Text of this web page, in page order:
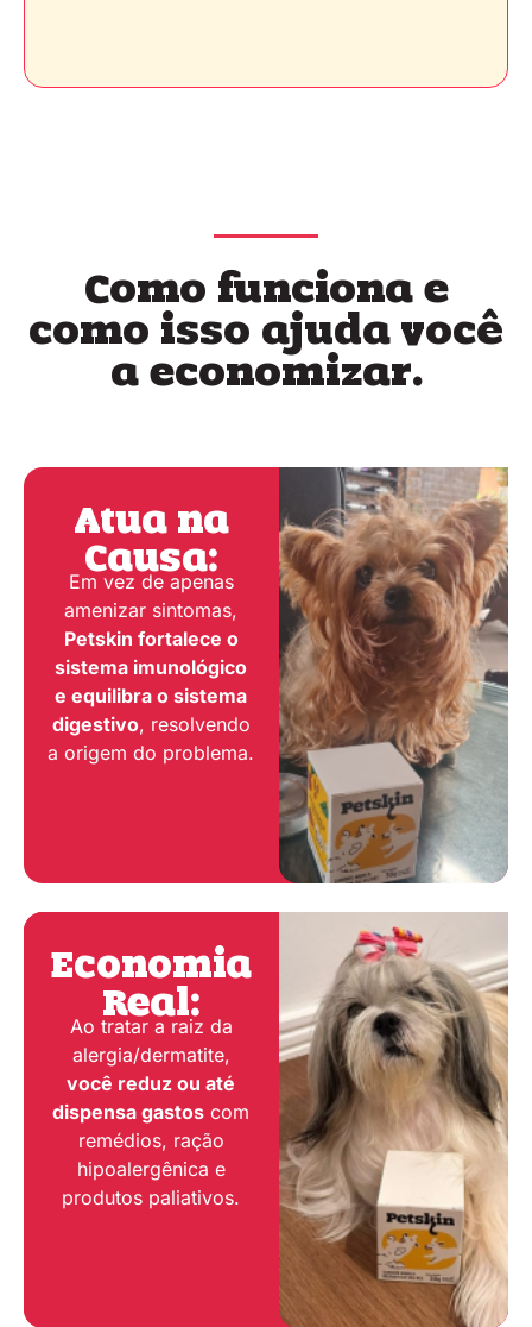
Como funciona e
como isso ajuda você
a economizar.
Atua na
Causa:
Em vez de apenas
amenizar sintomas,
Petskin fortalece o
sistema imunológico
e equilibra o sistema
digestivo, resolvendo
a origem do problema.
Economia
Real:
Ao tratar a raiz da
alergia/dermatite,
você reduz ou até
dispensa gastos com
remédios, ração
hipoalergênica e
produtos paliativos.